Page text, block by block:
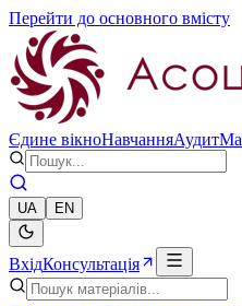
Перейти до основного вмісту
Єдине вікноНавчанняАудит
UA EN
ВхідКонсультація